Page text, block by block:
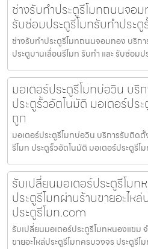
ช่างรับทำประตูรีโมทถนนจอ
รับซ่อมประตูรีโมทรับทำประ
ช่างรับทำประตูรีโมทถนนจอมทอง บริก
ประตูบานเลื่อนรีโมท รับทำ และ รับซ่อม
มอเตอร์ประตูรีโมทบ่อวิน บริ
ประตูรั้วอัตโนมัติ มอเตอร์ปร
ถูก
มอเตอร์ประตูรีโมทบ่อวิน บริการรับติดตั้
รีโมท ประตูรั้วอัตโนมัติ มอเตอร์ประตูรีโ
รับเปลี่ยนมอเตอร์ประตูรีโมท
ประตูรีโมทผ่านร้านขายอะไห
ประตูรีโมท.com
รับเปลี่ยนมอเตอร์ประตูรีโมทหนองแขม
ขายอะไหล่ประตูรีโมทครบวงจร ประตูรี